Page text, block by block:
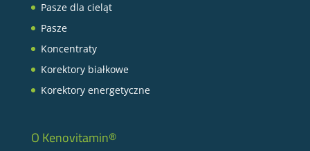
Pasze dla cieląt
Pasze
Koncentraty
Korektory białkowe
Korektory energetyczne
O Kenovitamin®